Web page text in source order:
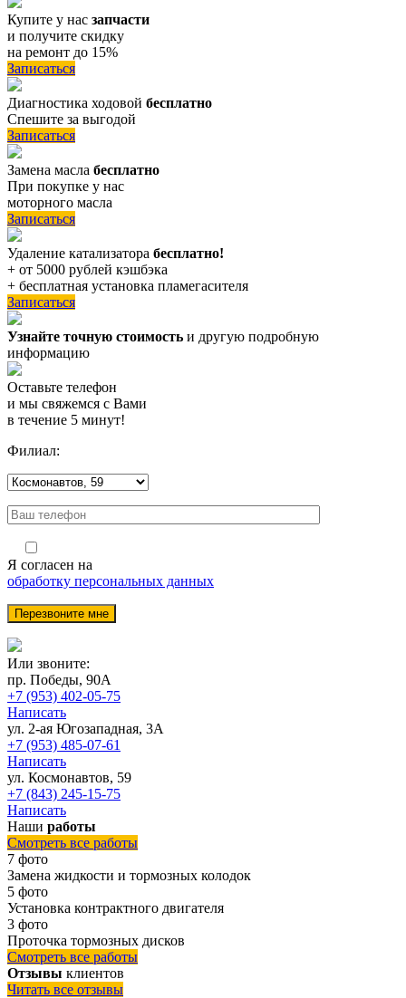
Купите у нас запчасти
и получите скидку
на ремонт до 15%
Записаться
Диагностика ходовой бесплатно
Спешите за выгодой
Записаться
Замена масла бесплатно
При покупке у нас
моторного масла
Записаться
Удаление катализатора бесплатно!
+ от 5000 рублей кэшбэка
+ бесплатная установка пламегасителя
Записаться
Узнайте точную стоимость и другую подробную
информацию
Оставьте телефон
и мы свяжемся с Вами
в течение 5 минут!
Филиал:
Я согласен на
обработку персональных данных
Или звоните:
пр. Победы, 90А
+7 (953) 402-05-75
Написать
ул. 2-ая Югозападная, 3А
+7 (953) 485-07-61
Написать
ул. Космонавтов, 59
+7 (843) 245-15-75
Написать
Наши работы
Смотреть все работы
7 фото
Замена жидкости и тормозных колодок
5 фото
Установка контрактного двигателя
3 фото
Проточка тормозных дисков
Смотреть все работы
Отзывы клиентов
Читать все отзывы